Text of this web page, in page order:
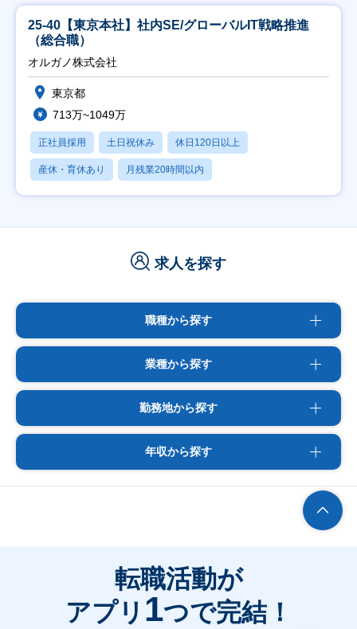
25-40【東京本社】社内SE/グローバルIT戦略推進
（総合職）
オルガノ株式会社
東京都
713万~1049万
正社員採用 土日祝休み 休日120日以上
産休・育休あり 月残業20時間以内
求人を探す
職種から探す
業種から探す
勤務地から探す
年収から探す
転職活動が
アプリ 1つで完結！